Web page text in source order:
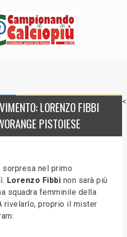
LORENZO FIBBI
PISTOIESE
sorpresa nel primo
Lorenzo Fibbi non sarà più
squadra femminile della
rivelarlo, proprio il mister
<